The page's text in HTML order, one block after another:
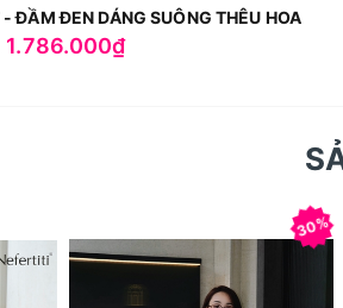
ĐẦM ĐEN DÁNG SUÔNG THÊU HOA
1.786.000₫
30%